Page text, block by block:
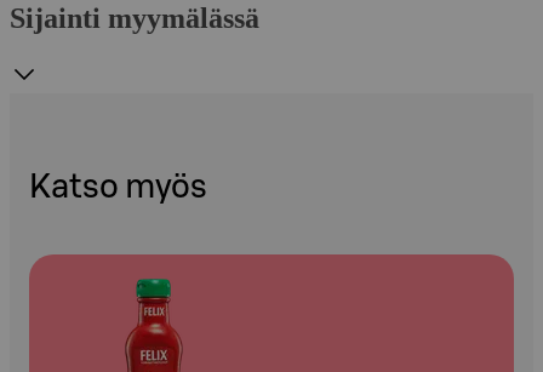
Sijainti myymälässä
Katso myös